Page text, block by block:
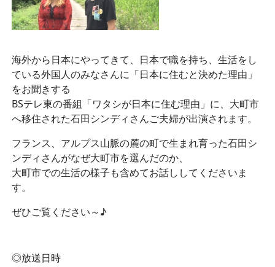
海外から日本にやってきて、日本で職を持ち、生活をし
ている外国人のみなさんに「日本に住むと決めた理由」
をお聞きする
BSテレ東の番組「ワタシが日本に住む理由」に、大町市
へ移住された石田シンディさんご夫婦が出演されます。
フランス、アルプス山脈の麓の町で生まれ育った石田シ
ンディさんがなぜ大町市を選んだのか、
大町市での生活の様子も含めてお話ししてくださいま
す。
ぜひご覧ください～♪
◎放送日時